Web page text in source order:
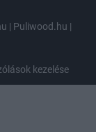
| Puliwood.hu |
kezelése